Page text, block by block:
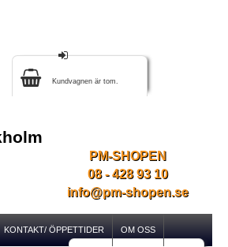
Kundvagnen är tom.
PM-SHOPEN
08 - 428 93 10
info@pm-shopen.se
KONTAKT/ ÖPPETTIDER OM OSS